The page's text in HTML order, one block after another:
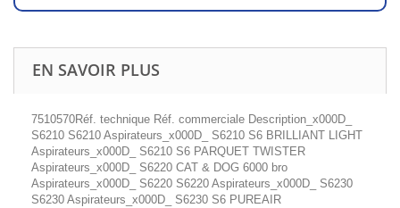
EN SAVOIR PLUS
7510570Réf. technique Réf. commerciale Description_x000D_
S6210 S6210 Aspirateurs_x000D_ S6210 S6 BRILLIANT LIGHT
Aspirateurs_x000D_ S6210 S6 PARQUET TWISTER
Aspirateurs_x000D_ S6220 CAT & DOG 6000 bro
Aspirateurs_x000D_ S6220 S6220 Aspirateurs_x000D_ S6230
S6230 Aspirateurs_x000D_ S6230 S6 PUREAIR